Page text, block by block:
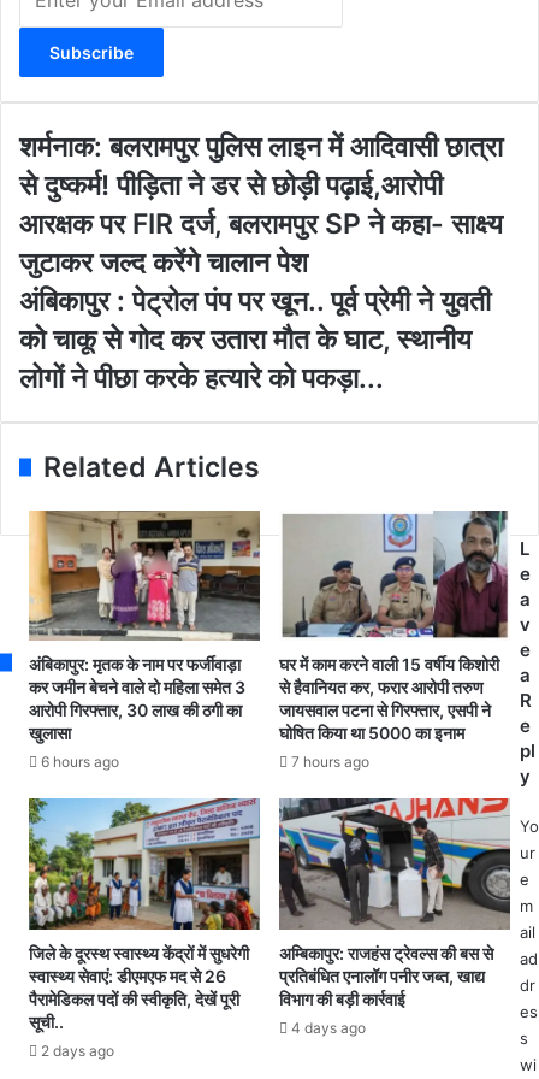
t
o
u
r
E
m
a
a
d
श
ना
क
ब
ल
म
पु
र
पु
आ
दि
वा
सी
छा
त्रा
ष्क
पी
ड़ि
ता
ड
से
छो
शर्मनाक: बलरामपुर पुलिस लाइन में आदिवासी छात्रा
से दुष्कर्म! पीड़िता ने डर से छोड़ी पढ़ाई,आरोपी
आरक्षक पर FIR दर्ज, बलरामपुर SP ने कहा- साक्ष्य
जुटाकर जल्द करेंगे चालान पेश
अं
का
पु
:
खू
मी
ती
को
चा
कू
से
गो
अंबिकापुर : पेट्रोल पंप पर खून.. पूर्व प्रेमी ने युवती
को चाकू से गोद कर उतारा मौत के घाट, स्थानीय
लोगों ने पीछा करके हत्यारे को पकड़ा...
Related Articles
अंबिकापुर: मृतक के नाम पर फर्जीवाड़ा
कर जमीन बेचने वाले दो महिला समेत 3
आरोपी गिरफ्तार, 30 लाख की ठगी का
खुलासा
6 hours ago
घर में काम करने वाली 15 वर्षीय किशोरी
से हैवानियत कर, फरार आरोपी तरुण
जायसवाल पटना से गिरफ्तार, एसपी ने
घोषित किया था 5000 का इनाम
7 hours ago
जिले के दूरस्थ स्वास्थ्य केंद्रों में सुधरेगी
स्वास्थ्य सेवाएं: डीएमएफ मद से 26
पैरामेडिकल पदों की स्वीकृति, देखें पूरी
सूची..
2 days ago
अम्बिकापुर: राजहंस ट्रेवल्स की बस से
प्रतिबंधित एनालॉग पनीर जब्त, खाद्य
विभाग की बड़ी कार्रवाई
4 days ago
L
e
a
v
e
a
R
e
pl
y
Yo
ur
e
m
ail
ad
dr
es
s
wi